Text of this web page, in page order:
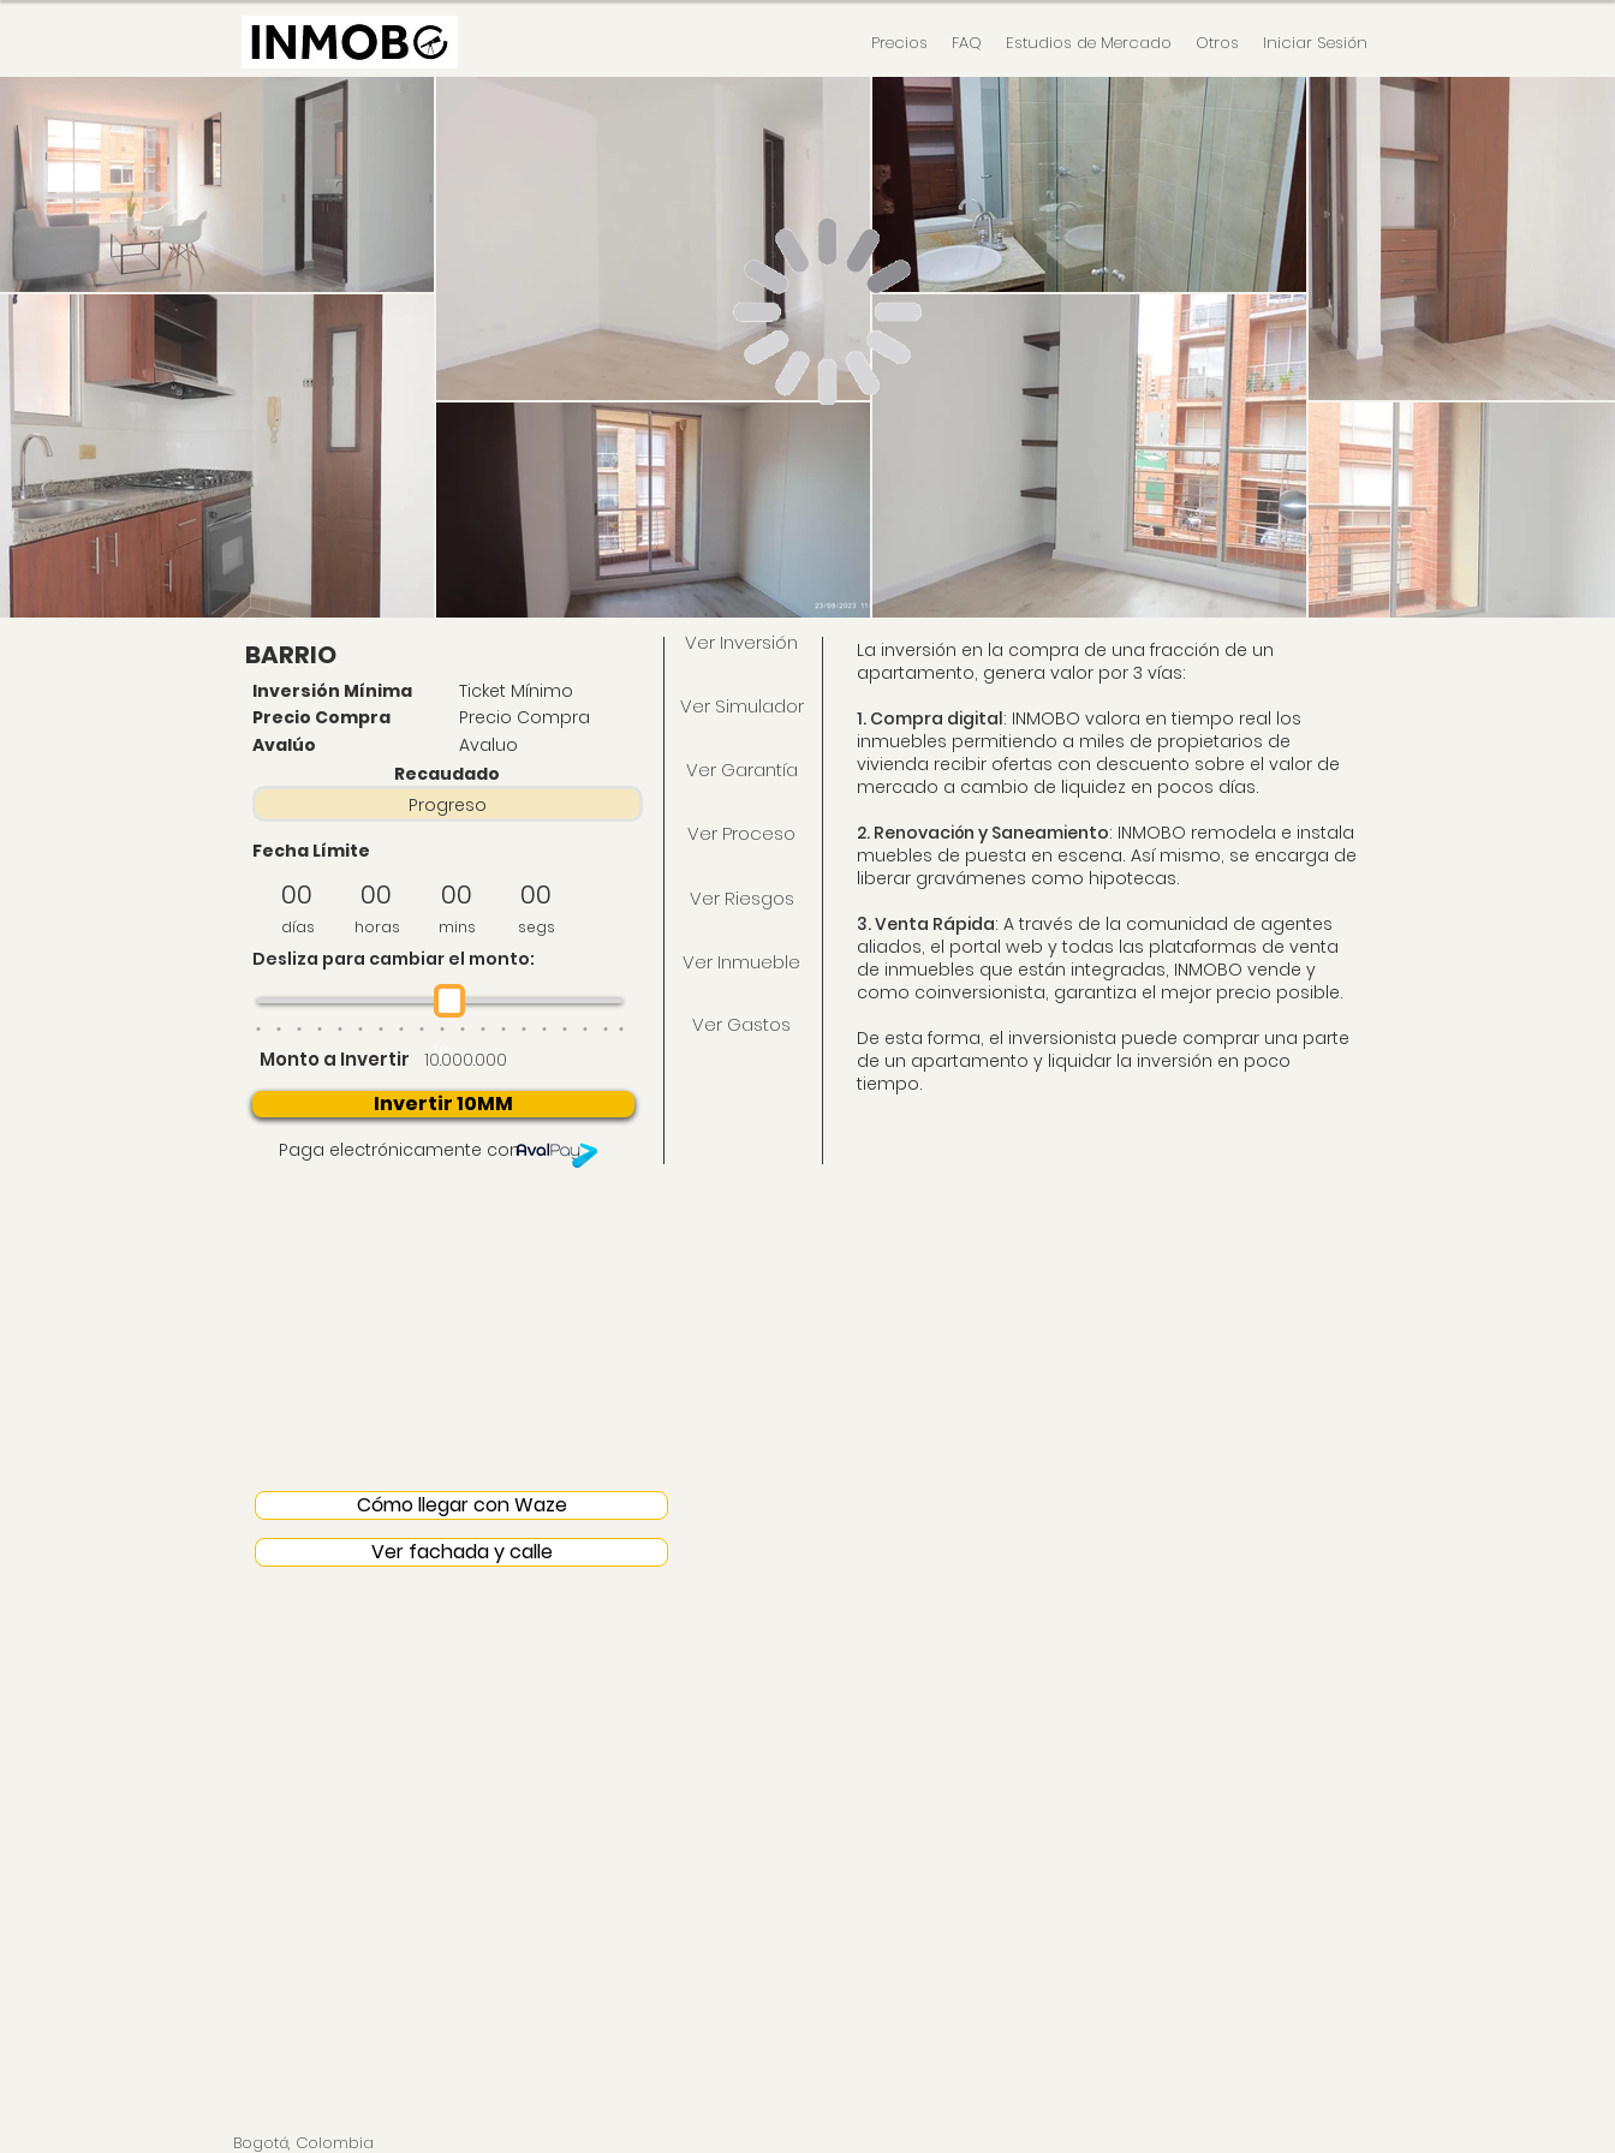
Precios FAQ Estudios de Mercado Otros Iniciar Sesión
BARRIO
Inversión Mínima
Ticket Mínimo
Precio Compra
Avalúo
Precio Compra
Avaluo
Recaudado
Progreso
Fecha Límite
00
días
00
horas
00
mins
00
segs
Desliza para cambiar el monto:
10
Monto a Invertir 10.000.000
Invertir 10MM
Paga electrónicamente con
Ver Simulador
Ver Inversión
Ver Garantía
La inversión en la compra de una fracción de un
apartamento, genera valor por 3 vías:
1. Compra digital: INMOBO valora en tiempo real los
inmuebles permitiendo a miles de propietarios de
vivienda recibir ofertas con descuento sobre el valor de
mercado a cambio de liquidez en pocos días.
2. Renovación y Saneamiento: INMOBO remodela e instala
muebles de puesta en escena. Así mismo, se encarga de
liberar gravámenes como hipotecas.
3. Venta Rápida: A través de la comunidad de agentes
aliados, el portal web y todas las plataformas de venta
de inmuebles que están integradas, INMOBO vende y
como coinversionista, garantiza el mejor precio posible.
De esta forma, el inversionista puede comprar una parte
de un apartamento y liquidar la inversión en poco
tiempo.
Ver Proceso
Ver Riesgos
Ver Inmueble
Ver Gastos
Cómo llegar con Waze
Ver fachada y calle
Bogotá, Colombia